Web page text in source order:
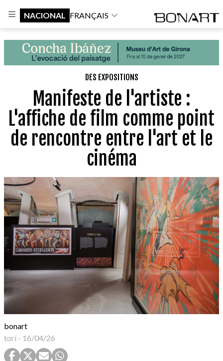
NACIONAL FRANÇAIS
DES EXPOSITIONS
Manifeste de l'artiste :
L'affiche de film comme point
de rencontre entre l'art et le
cinéma
bonart
torí- 16/04/26